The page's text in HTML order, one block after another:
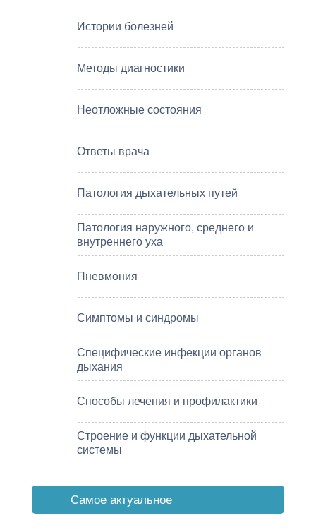
Истории болезней
Методы диагностики
Неотложные состояния
Ответы врача
Патология дыхательных путей
Патология наружного, среднего и
внутреннего уха
Пневмония
Симптомы и синдромы
Специфические инфекции органов
дыхания
Способы лечения и профилактики
Строение и функции дыхательной
системы
Cамое актуальное